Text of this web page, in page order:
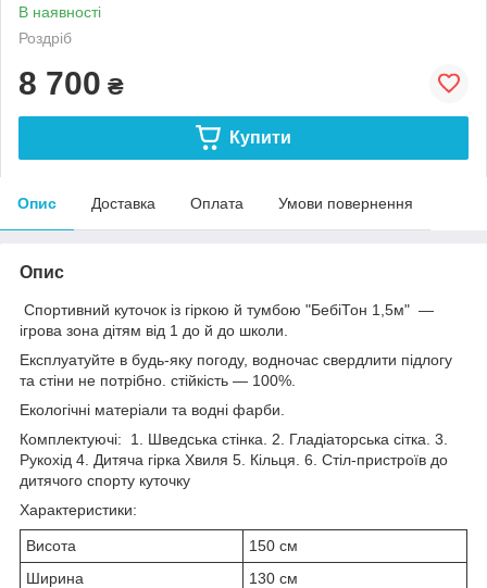
В наявності
Роздріб
8 700 ₴
Купити
Опис Доставка Оплата Умови повернення
Опис
Спортивний куточок із гіркою й тумбою "БебіТон 1,5м" —
ігрова зона дітям від 1 до й до школи.
Експлуатуйте в будь-яку погоду, водночас свердлити підлогу
та стіни не потрібно. стійкість — 100%.
Екологічні матеріали та водні фарби.
Комплектуючі: 1. Шведська стінка. 2. Гладіаторська сітка. 3.
Рукохід 4. Дитяча гірка Хвиля 5. Кільця. 6. Стіл-пристроїв до
дитячого спорту куточку
Характеристики:
Висота
150 см
Ширина
130 см